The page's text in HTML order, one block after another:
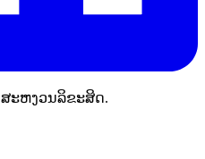
ສະຫງວນລິຂະສິດ.